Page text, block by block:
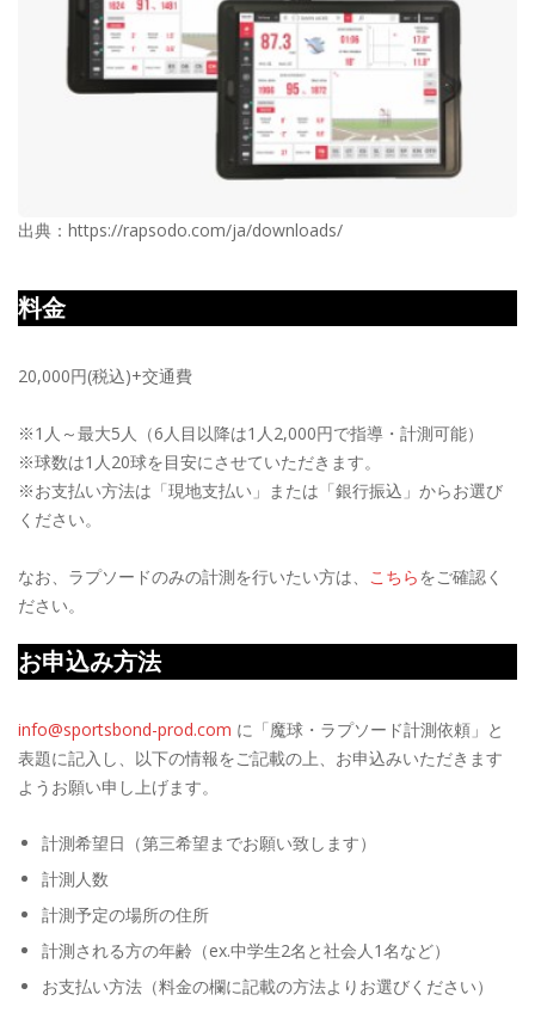
出典：https://rapsodo.com/ja/downloads/
料金
20,000円(税込)+交通費
※1人～最大5人（6人目以降は1人2,000円で指導・計測可能）
※球数は1人20球を目安にさせていただきます。
※お支払い方法は「現地支払い」または「銀行振込」からお選び
ください。
なお、ラプソードのみの計測を行いたい方は、 こちらをご確認く
ださい。
お申込み方法
info@sportsbond-prod.com に「魔球・ラプソード計測依頼」と
表題に記入し、以下の情報をご記載の上、お申込みいただきます
ようお願い申し上げます。
計測希望日（第三希望までお願い致します）
計測人数
計測予定の場所の住所
計測される方の年齢（ex.中学生2名と社会人1名など）
お支払い方法（料金の欄に記載の方法よりお選びください）